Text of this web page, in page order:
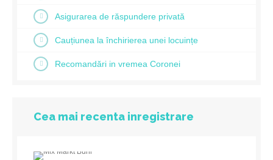
Asigurarea de răspundere privată
Cauțiunea la închirierea unei locuințe
Recomandări in vremea Coronei
Cea mai recenta inregistrare